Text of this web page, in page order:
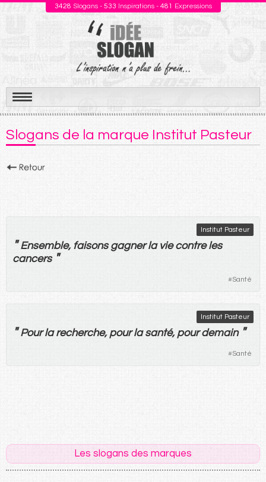
3428 Slogans - 533 Inspirations - 481 Expressions
Aller
au
contenu
Slogans de la marque Institut Pasteur
Institut Pasteur
" Ensemble, faisons gagner la vie contre les
cancers "
#Santé
Institut Pasteur
" Pour la recherche, pour la santé, pour demain "
#Santé
Les slogans des marques